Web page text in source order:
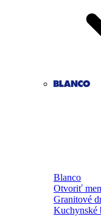
Blanco
Otvoriť
Granitové
Kuchynské